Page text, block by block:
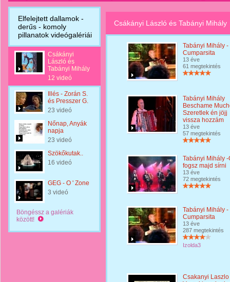
Elfelejtett dallamok -
derűs - komoly
pillanatok videógalériái
Csákányi
László és
Tabányi Mihály
12 videó
Illés - Zorán S.
és Presszer G.
23 videó
Nőnap, Anyák
napja
23 videó
Szökőkutak..
16 videó
GEG - O ' Zone
3 videó
Böngéssz a galériák
között!
Csákányi László és Tabányi Mihály
Tabányi Mihály -
Cumparsita
13 éve
61 megtekintés
Tabányi Mihály
Beschame
Szeretlek én jöjj
vissza hozzám
13 éve
57 megtekintés
Tabányi Mihály -
fogsz majd sírni
13 éve
72 megtekintés
Tabányi Mihály -
Cumparsita
13 éve
287 megtekintés
Izolda3
Csakanyi Laszlo